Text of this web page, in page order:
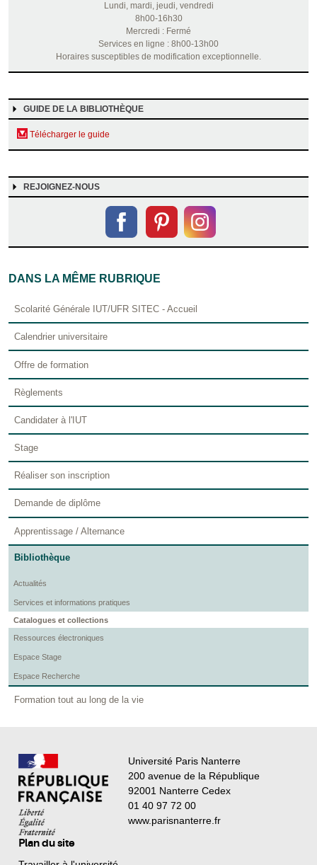
Lundi, mardi, jeudi, vendredi
8h00-16h30
Mercredi : Fermé
Services en ligne : 8h00-13h00
Horaires susceptibles de modification exceptionnelle.
GUIDE DE LA BIBLIOTHÈQUE
Télécharger le guide
REJOIGNEZ-NOUS
DANS LA MÊME RUBRIQUE
Scolarité Générale IUT/UFR SITEC - Accueil
Calendrier universitaire
Offre de formation
Règlements
Candidater à l'IUT
Stage
Réaliser son inscription
Demande de diplôme
Apprentissage / Alternance
Bibliothèque
Actualités
Services et informations pratiques
Catalogues et collections
Ressources électroniques
Espace Stage
Espace Recherche
Formation tout au long de la vie
Université Paris Nanterre
200 avenue de la République
92001 Nanterre Cedex
01 40 97 72 00
www.parisnanterre.fr
Plan du site